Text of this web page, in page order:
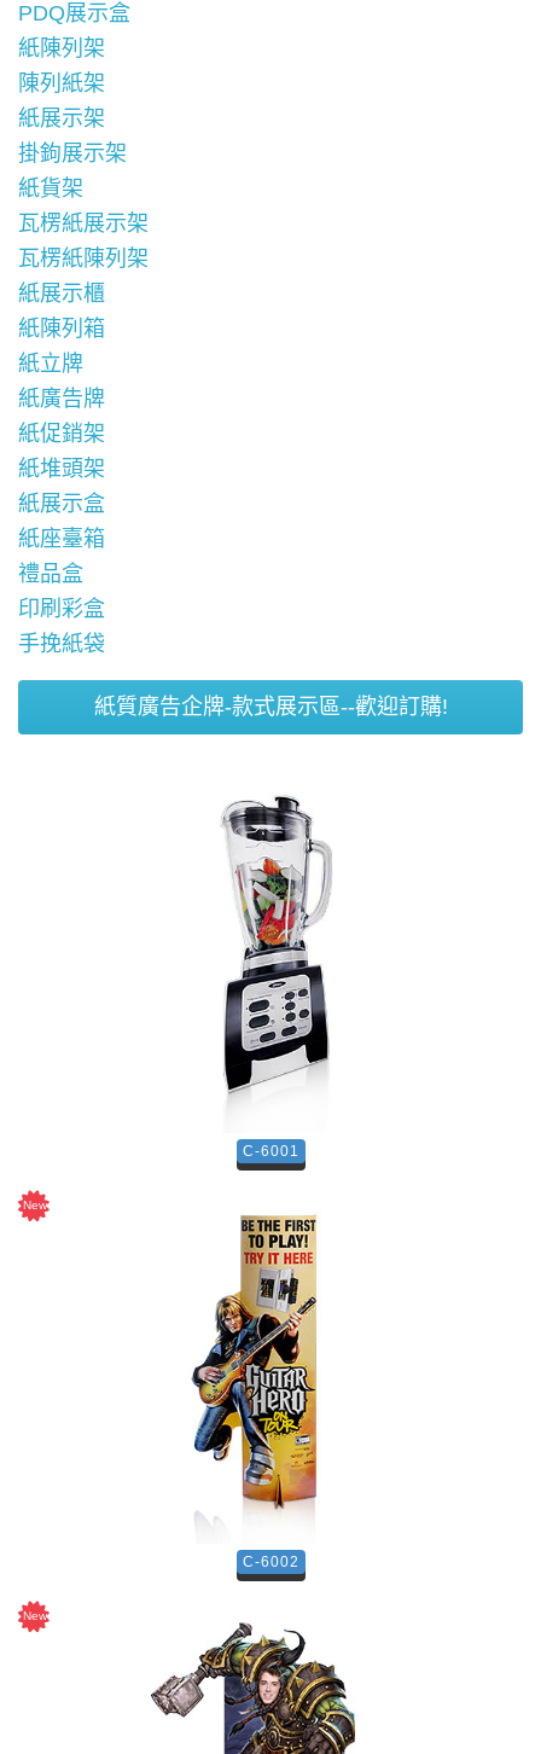
PDQ展示盒
紙陳列架
陳列紙架
紙展示架
掛鉤展示架
紙貨架
瓦楞紙展示架
瓦楞紙陳列架
紙展示櫃
紙陳列箱
紙立牌
紙廣告牌
紙促銷架
紙堆頭架
紙展示盒
紙座臺箱
禮品盒
印刷彩盒
手挽紙袋
紙質廣告企牌-款式展示區--歡迎訂購!
C-6001
C-6002